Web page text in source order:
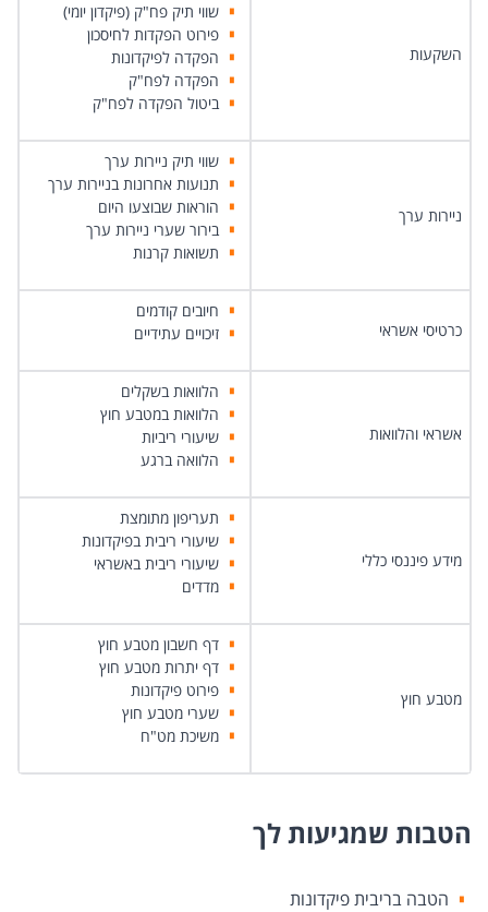
השקעות
שווי תיק פח"ק (פיקדון יומי)
פירוט הפקדות לחיסכון
הפקדה לפיקדונות
הפקדה לפח"ק
ביטול הפקדה לפח"ק
ניירות ערך
שווי תיק ניירות ערך
תנועות אח​​רונות בניירות ערך
הוראות שבוצעו היום
בירור שערי ניירות ערך
תשואות קרנות
כרטיסי אשראי
חיובים קודמים
זיכויים עתידיים
אשראי והלוואות
הלוואות בשקלים
הלוואות במטבע חוץ
שיעורי ריביות
הלוואה ברגע
מידע פיננסי כללי
תעריפון מתומצת
ש​יעורי ריבית בפיקדונות
שיעורי ריבית באשראי
מדדים
מטבע חוץ
דף חשבון מטבע חוץ
דף יתרות מטבע חוץ
פירוט פיקדונות
שערי מטבע חוץ
משיכת מט"ח
הטבות שמגיעות לך
הטבה בריבית פיקדונות